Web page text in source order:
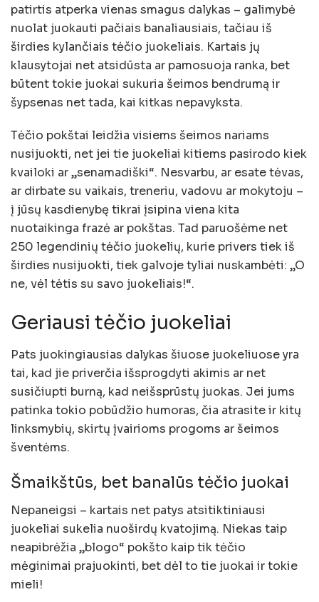
patirtis atperka vienas smagus dalykas – galimybė
nuolat juokauti pačiais banaliausiais, tačiau iš
širdies kylančiais tėčio juokeliais. Kartais jų
klausytojai net atsidūsta ar pamosuoja ranka, bet
būtent tokie juokai sukuria šeimos bendrumą ir
šypsenas net tada, kai kitkas nepavyksta.
Tėčio pokštai leidžia visiems šeimos nariams
nusijuokti, net jei tie juokeliai kitiems pasirodo kiek
kvailoki ar „senamadiški“. Nesvarbu, ar esate tėvas,
ar dirbate su vaikais, treneriu, vadovu ar mokytoju –
į jūsų kasdienybę tikrai įsipina viena kita
nuotaikinga frazė ar pokštas. Tad paruošėme net
250 legendinių tėčio juokelių, kurie privers tiek iš
širdies nusijuokti, tiek galvoje tyliai nuskambėti: „O
ne, vėl tėtis su savo juokeliais!“.
Geriausi tėčio juokeliai
Pats juokingiausias dalykas šiuose juokeliuose yra
tai, kad jie priverčia išsprogdyti akimis ar net
susičiupti burną, kad neišsprūstų juokas. Jei jums
patinka tokio pobūdžio humoras, čia atrasite ir kitų
linksmybių, skirtų įvairioms progoms ar šeimos
šventėms.
Šmaikštūs, bet banalūs tėčio juokai
Nepaneigsi – kartais net patys atsitiktiniausi
juokeliai sukelia nuoširdų kvatojimą. Niekas taip
neapibrėžia „blogo“ pokšto kaip tik tėčio
mėginimai prajuokinti, bet dėl to tie juokai ir tokie
mieli!